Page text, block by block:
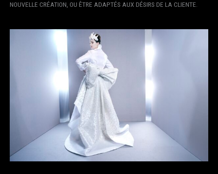
NOUVELLE CRÉATION, OU ÊTRE ADAPTÉS AUX DÉSIRS DE LA CLIENTE.